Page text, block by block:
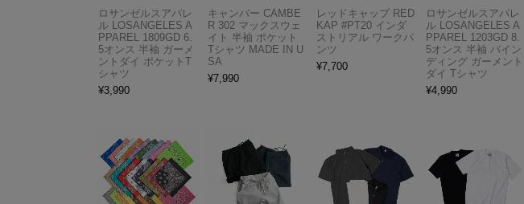
ロサンゼルスアパレ
ル LOSANGELES A
PPAREL 1809GD 6.
5オンス 半袖 ガーメ
ントダイ ポケットT
シャツ
¥3,990
キャンバー CAMBE
R 302 マックスウェ
イト 半袖 ポケット
Tシャツ MADE IN U
SA
¥7,990
レッドキャップ RED
KAP #PT20 インダ
ストリアル ワークパ
ンツ
¥7,700
ロサンゼルスアパレ
ル LOSANGELES A
PPAREL 1203GD 8.
5オンス 半袖 バイン
ディング ガーメント
ダイ Tシャツ
¥4,990